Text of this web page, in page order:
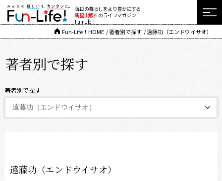
毎日の暮らしをより豊かにする
新星出版社のライフマガジン
Fun-Life！
Fun-Life！HOME 著者別で探す 遠藤功（エンドウイサオ）
著者別で探す
著者別で探す
遠藤功（エンドウイサオ）